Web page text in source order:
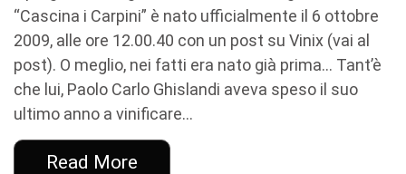
“Cascina i Carpini” è nato ufficialmente il 6 ottobre
2009, alle ore 12.00.40 con un post su Vinix (vai al
post). O meglio, nei fatti era nato già prima… Tant’è
che lui, Paolo Carlo Ghislandi aveva speso il suo
ultimo anno a vinificare...
Read More